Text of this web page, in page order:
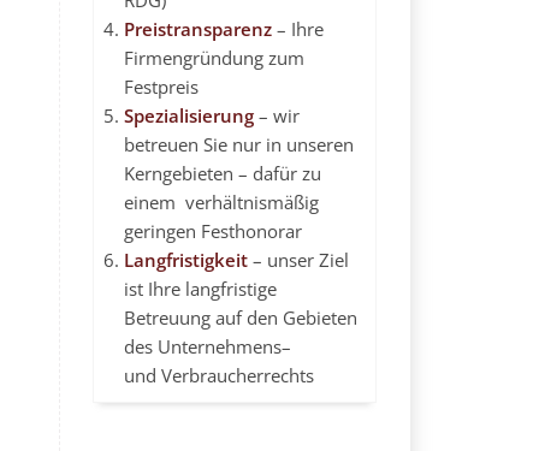
Preistransparenz– Ihre
Firmengründung zum
Festpreis
Spezialisierung– wir
betreuen Sie nur in unseren
Kerngebieten – dafür zu
einem verhältnismäßig
geringen Festhonorar
Langfristigkeit– unser Ziel
ist Ihre langfristige
Betreuung auf den Gebieten
des Unternehmens–
und Verbraucherrechts